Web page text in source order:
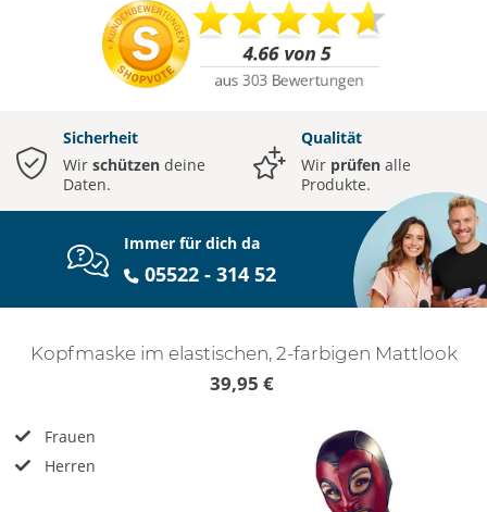
Sicherheit
Wir schützen deine
Daten.
Qualität
Wir prüfen alle
Produkte.
Immer für dich da
05522 - 314 52
Kopfmaske im elastischen, 2-farbigen Mattlook
39,95 €
Frauen
Herren